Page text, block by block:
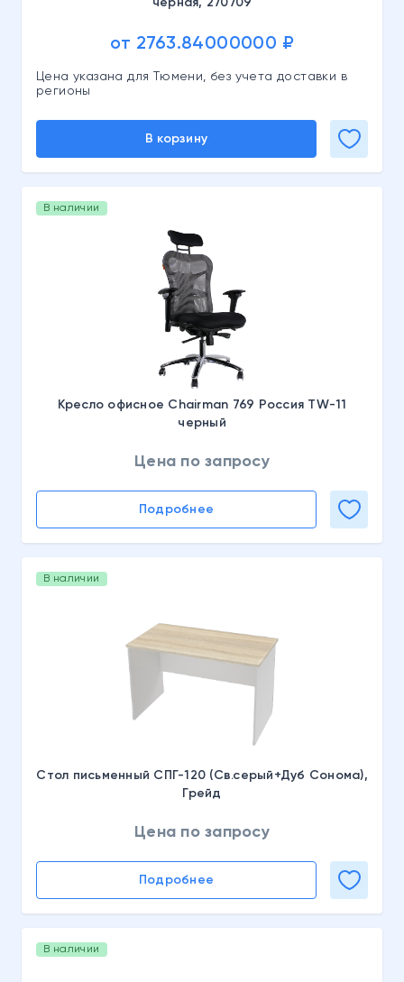
черная, 270709
от 2763.84000000 ₽
Цена указана для Тюмени, без учета доставки в
регионы
В корзину
В наличии
Кресло офисное Chairman 769 Россия TW-11
черный
Цена по запросу
Подробнее
В наличии
Стол письменный СПГ-120 (Св.серый+Дуб Сонома),
Грейд
Цена по запросу
Подробнее
В наличии